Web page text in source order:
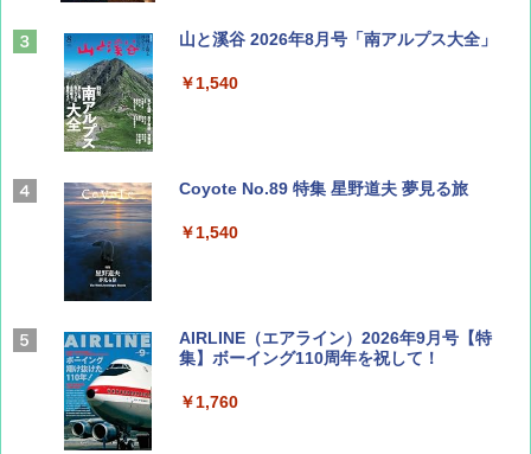
山と溪谷 2026年8月号「南アルプス大全」
￥1,540
Coyote No.89 特集 星野道夫 夢見る旅
￥1,540
AIRLINE（エアライン）2026年9月号【特
集】ボーイング110周年を祝して！
￥1,760